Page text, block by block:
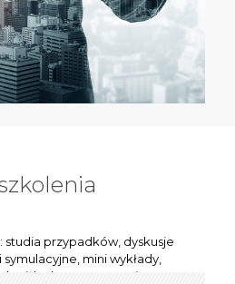
przypadków, dyskusje
mini wykłady,
prezentacje.